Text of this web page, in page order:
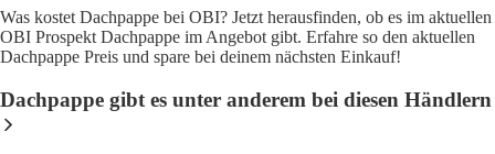
Was kostet Dachpappe bei OBI? Jetzt herausfinden, ob es im aktuellen
OBI Prospekt Dachpappe im Angebot gibt. Erfahre so den aktuellen
Dachpappe Preis und spare bei deinem nächsten Einkauf!
Dachpappe gibt es unter anderem bei diesen Händlern